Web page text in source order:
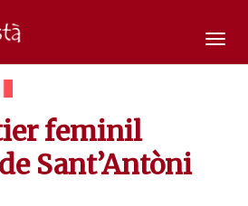
feminil
Sant’Antòni